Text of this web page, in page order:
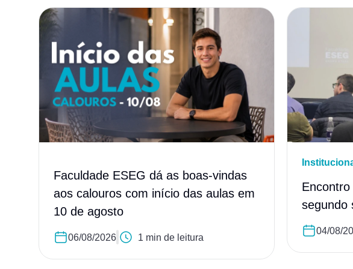
Faculdade ESEG dá as boas-vindas
aos calouros com início das aulas em
10 de agosto
06/08/2026 1 min de leitura
segundo
04/08/